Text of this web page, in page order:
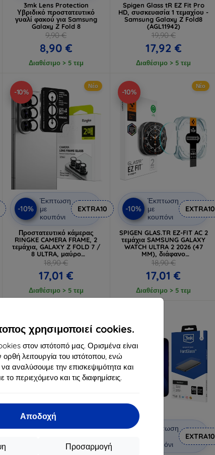
χρησιμοποιεί cookies.
στον ιστότοπό μας. Ορισμένα είναι
λειτουργία του ιστότοπου, ενώ
αναλύσουμε την επισκεψιμότητα και
περιεχόμενο και τις διαφημίσεις.
Αποδοχή
Προσαρμογή
3mk Lens Protection
Υβριδικό προστατευτικό
γυαλί φακού για Samsung
Galaxy Z Fold 8
9,90 €
8,90 €
Διαθέσιμο > 5 τεμ
Spigen Glass tR EZ Fit Pro
HD, συσκευασία 1 τεμαχίου -
Samsung Galaxy Z Fold8
(AGL11942)
19,90 €
17,92 €
Διαθέσιμο > 5 τεμ
-10%
Νέο
-10%
Έκπτωση
με
κουπόνι
EXTRA10
Προστατευτικό κάμερας
RINGKE CAMERA FRAME, 2
τεμάχια, GALAXY Z FOLD 7 /
8 ULTRA, μαύρο
(8800380460638)
18,90 €
17,01 €
Διαθέσιμο > 5 τεμ
-10%
Νέο
-10%
Έκπτωση
με
κουπόνι
EXTRA10
SPIGEN GLAS.TR EZ-FIT AC 2
τεμάχια SAMSUNG GALAXY
WATCH ULTRA 2 2026 (47
MM), διάφανο
προστατευτικό γυαλί
18,90 €
17,01 €
Διαθέσιμο > 5 τεμ
Έκπτωση
Έκπτωση
κουπόνι
EXTRA10